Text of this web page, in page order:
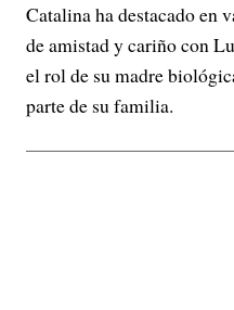
Catalina ha destacado en
de amistad y cariño con
el rol de su madre
parte de su familia.